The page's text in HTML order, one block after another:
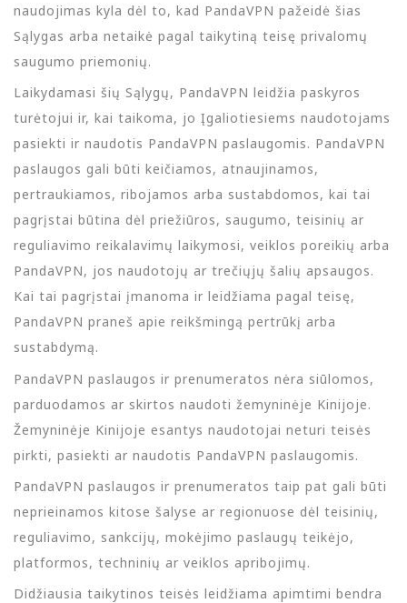
naudojimas kyla dėl to, kad PandaVPN pažeidė šias
Sąlygas arba netaikė pagal taikytiną teisę privalomų
saugumo priemonių.
Laikydamasi šių Sąlygų, PandaVPN leidžia paskyros
turėtojui ir, kai taikoma, jo Įgaliotiesiems naudotojams
pasiekti ir naudotis PandaVPN paslaugomis. PandaVPN
paslaugos gali būti keičiamos, atnaujinamos,
pertraukiamos, ribojamos arba sustabdomos, kai tai
pagrįstai būtina dėl priežiūros, saugumo, teisinių ar
reguliavimo reikalavimų laikymosi, veiklos poreikių arba
PandaVPN, jos naudotojų ar trečiųjų šalių apsaugos.
Kai tai pagrįstai įmanoma ir leidžiama pagal teisę,
PandaVPN praneš apie reikšmingą pertrūkį arba
sustabdymą.
PandaVPN paslaugos ir prenumeratos nėra siūlomos,
parduodamos ar skirtos naudoti žemyninėje Kinijoje.
Žemyninėje Kinijoje esantys naudotojai neturi teisės
pirkti, pasiekti ar naudotis PandaVPN paslaugomis.
PandaVPN paslaugos ir prenumeratos taip pat gali būti
neprieinamos kitose šalyse ar regionuose dėl teisinių,
reguliavimo, sankcijų, mokėjimo paslaugų teikėjo,
platformos, techninių ar veiklos apribojimų.
Didžiausia taikytinos teisės leidžiama apimtimi bendra